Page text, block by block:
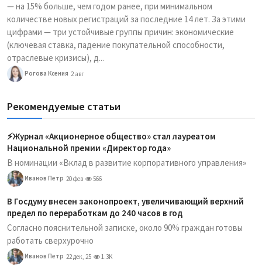
— на 15% больше, чем годом ранее, при минимальном
количестве новых регистраций за последние 14 лет. За этими
цифрами — три устойчивые группы причин: экономические
(ключевая ставка, падение покупательной способности,
отраслевые кризисы), д...
Рогова Ксения 2 авг
Рекомендуемые статьи
⚡️Журнал «Акционерное общество» стал лауреатом
Национальной премии «Директор года»
В номинации «Вклад в развитие корпоративного управления»
Иванов Петр 20 фев 566
В Госдуму внесен законопроект, увеличивающий верхний
предел по переработкам до 240 часов в год
Согласно пояснительной записке, около 90% граждан готовы
работать сверхурочно
Иванов Петр 22 дек, 25 1.3K